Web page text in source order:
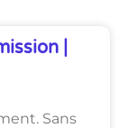
|
Sans